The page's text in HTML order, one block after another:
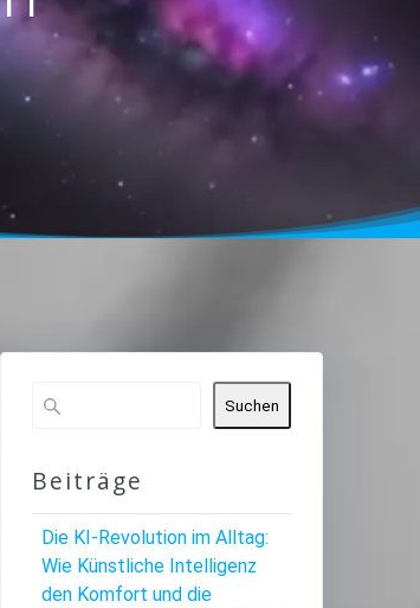
Suchen
Beiträge
Die KI-Revolution im Alltag:
Wie Künstliche Intelligenz
den Komfort und die